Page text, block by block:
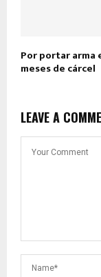
Por portar arma
meses de cárcel
LEAVE A